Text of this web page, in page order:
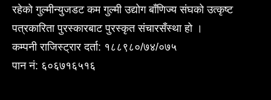
रहेको गुल्मीन्युजडट कम गुल्मी उद्योग बाँणिज्य संघको उत्कृष्ट
पत्रकारिता पुरस्कारबाट पुरस्कृत संचारसँस्था हो ।
कम्पनी राजिस्ट्रार दर्ता: १८८९८०/७४/०७५
पान नं: ६०६७१६५१६